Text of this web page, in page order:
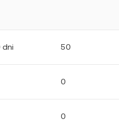
dni 50
0
0